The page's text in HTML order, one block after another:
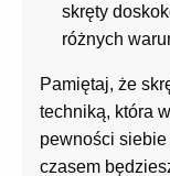
skręty
różnych
Pamiętaj, że
techniką, która
pewności
czasem